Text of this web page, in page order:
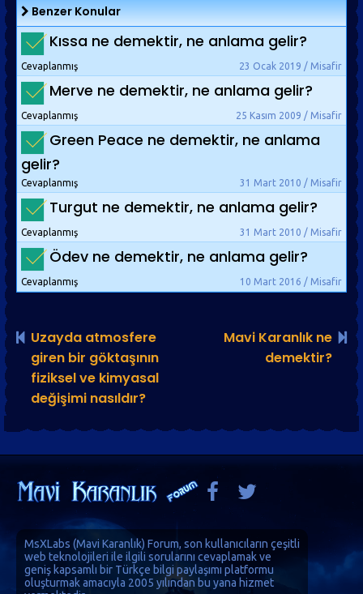
Benzer Konular
Kıssa ne demektir, ne anlama gelir?
23 Ocak 2019 / Misafir
Cevaplanmış
Merve ne demektir, ne anlama gelir?
25 Kasım 2009 / Misafir
Cevaplanmış
Green Peace ne demektir, ne anlama
gelir?
31 Mart 2010 / Misafir
Cevaplanmış
Turgut ne demektir, ne anlama gelir?
31 Mart 2010 / Misafir
Cevaplanmış
Ödev ne demektir, ne anlama gelir?
10 Mart 2016 / Misafir
Cevaplanmış
Uzayda atmosfere
giren bir göktaşının
fiziksel ve kimyasal
değişimi nasıldır?
Mavi Karanlık ne
demektir?
MsXLabs (Mavi Karanlık) Forum, son kullanıcıların çeşitli
web teknolojileri ile ilgili sorularını cevaplamak ve
geniş kapsamlı bir Türkçe bilgi paylaşımı platformu
oluşturmak amacıyla 2005 yılından bu yana hizmet